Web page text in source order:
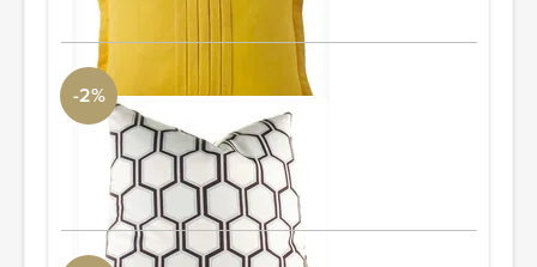
-2%
AllModern
Inhabit Estrella Plinko Synthetic Pillow
18"x18"
PIDE Y AHORRA